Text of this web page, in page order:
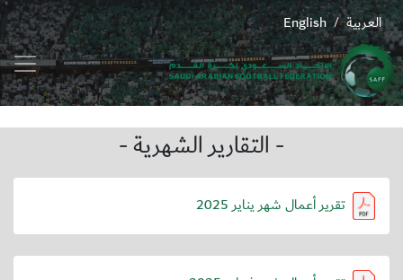
English / العربية
- التقارير الشهرية -
تقرير أعمال شهر يناير 2025